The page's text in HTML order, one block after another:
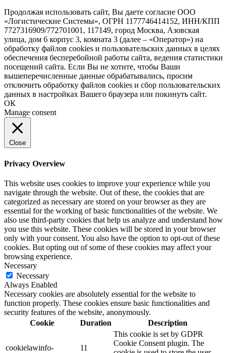
Продолжая использовать сайт, Вы даете согласие ООО
«Логистические Системы», ОГРН 1177746414152, ИНН/КПП
7727316909/772701001, 117149, город Москва, Азовская
улица, дом 6 корпус 3, комната 3 (далее – «Оператор») на
обработку файлов cookies и пользовательских данных в целях
обеспечения бесперебойной работы сайта, ведения статистики
посещений сайта. Если Вы не хотите, чтобы Ваши
вышеперечисленные данные обрабатывались, просим
отключить обработку файлов cookies и сбор пользовательских
данных в настройках Вашего браузера или покинуть сайт.
ОК
Manage consent
Close
Privacy Overview
This website uses cookies to improve your experience while you
navigate through the website. Out of these, the cookies that are
categorized as necessary are stored on your browser as they are
essential for the working of basic functionalities of the website. We
also use third-party cookies that help us analyze and understand how
you use this website. These cookies will be stored in your browser
only with your consent. You also have the option to opt-out of these
cookies. But opting out of some of these cookies may affect your
browsing experience.
Necessary
Necessary
Always Enabled
Necessary cookies are absolutely essential for the website to
function properly. These cookies ensure basic functionalities and
security features of the website, anonymously.
Cookie
Duration Description
cookielawinfo-
11
This cookie is set by GDPR
Cookie Consent plugin. The